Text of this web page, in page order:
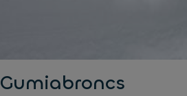
Gumiabroncs